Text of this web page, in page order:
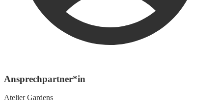
Ansprechpartner*in
Atelier Gardens